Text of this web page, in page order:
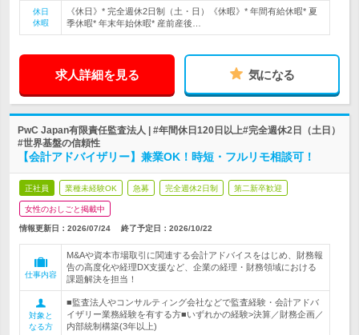
休日
休暇
《休日》* 完全週休2日制（土・日）《休暇》* 年間有給休暇* 夏
季休暇* 年末年始休暇* 産前産後…
求人詳細を見る 気になる
PwC Japan有限責任監査法人 | #年間休日120日以上#完全週休2日（土日）
#世界基盤の信頼性
【会計アドバイザリー】兼業OK！時短・フルリモ相談可！
正社員 業種未経験OK 急募 完全週休2日制 第二新卒歓迎
女性のおしごと掲載中
情報更新日：2026/07/24 終了予定日： 2026/10/22
仕事内容
M&Aや資本市場取引に関連する会計アドバイスをはじめ、財務報
告の高度化や経理DX支援など、企業の経理・財務領域における
課題解決を担当！
対象と
なる方
■監査法人やコンサルティング会社などで監査経験・会計アドバ
イザリー業務経験を有する方■いずれかの経験>決算／財務企画／
内部統制構築(3年以上)